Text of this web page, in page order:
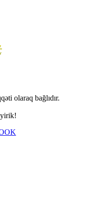
olaraq bağlıdır.